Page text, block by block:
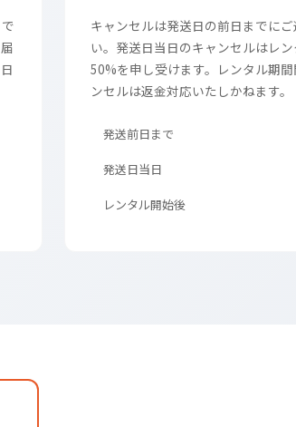
キャンセルは発送日の前日までに
い。発送日当日のキャンセルはレ
50%を申し受けます。レンタル期
ンセルは返金対応いたしかねます。
発送前日まで
発送日当日
レンタル開始後